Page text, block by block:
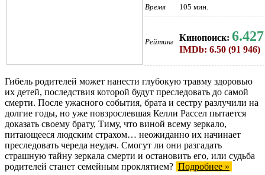
Время 105 мин.
Рейтинг Кинопоиск: 6.427
IMDb: 6.50 (91 946)
Гибель родителей может нанести глубокую травму здоровью
их детей, последствия которой будут преследовать до самой
смерти. После ужасного события, брата и сестру разлучили на
долгие годы, но уже повзрослевшая Келли Рассел пытается
доказать своему брату, Тиму, что виной всему зеркало,
питающееся людским страхом… неожиданно их начинает
преследовать череда неудач. Смогут ли они разгадать
страшную тайну зеркала смерти и остановить его, или судьба
родителей станет семейным проклятием? Подробнее »